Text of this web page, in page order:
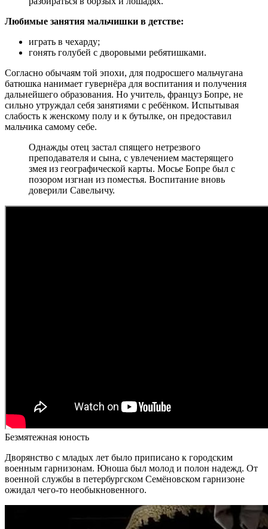
Любимые занятия мальчишки в детстве:
играть в чехарду;
гонять голубей с дворовыми ребятишками.
Согласно обычаям той эпохи, для подросшего мальчугана
батюшка нанимает гувернёра для воспитания и получения
дальнейшего образования. Но учитель, француз Бопре, не
сильно утруждал себя занятиями с ребёнком. Испытывая
слабость к женскому полу и к бутылке, он предоставил
мальчика самому себе.
Однажды отец застал спящего нетрезвого
преподавателя и сына, с увлечением мастерящего
змея из географической карты. Мосье Бопре был с
позором изгнан из поместья. Воспитание вновь
доверили Савельичу.
Безмятежная юность
Дворянство с младых лет было приписано к городским
военным гарнизонам. Юноша был молод и полон надежд. От
военной службы в петербургском Семёновском гарнизоне
ожидал чего-то необыкновенного.